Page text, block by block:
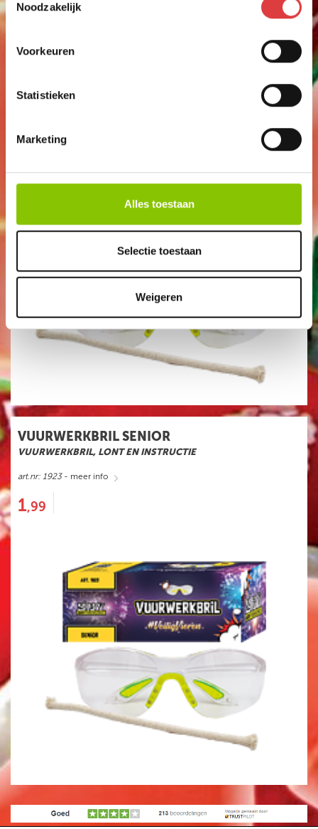
Noodzakelijk
Voorkeuren
Statistieken
Marketing
Alles toestaan
Selectie toestaan
Weigeren
VUURWERKBRIL JUNIOR
art.nr: 1922- meer info
VUURWERKBRIL SENIOR
VUURWERKBRIL, LONT EN INSTRUCTIE
art.nr: 1923- meer info
1,99